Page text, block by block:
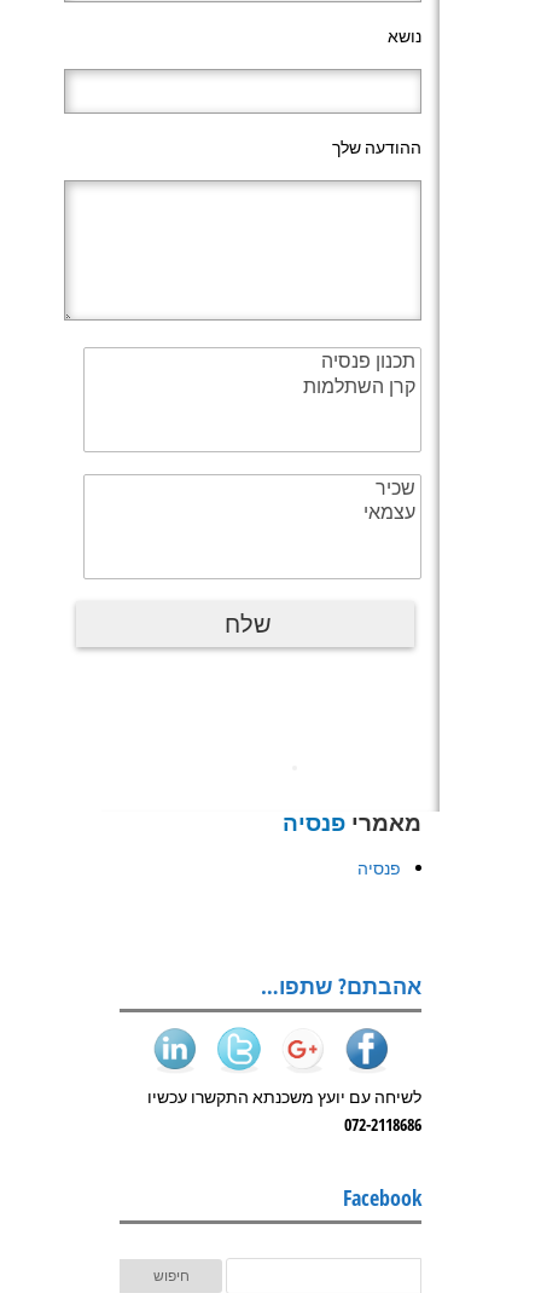
נושא
ההודעה שלך
מאמרי פנסיה
פנסיה
אהבתם? שתפו…
לשיחה עם יועץ משכנתא התקשרו עכשיו
072-2118686
Facebook